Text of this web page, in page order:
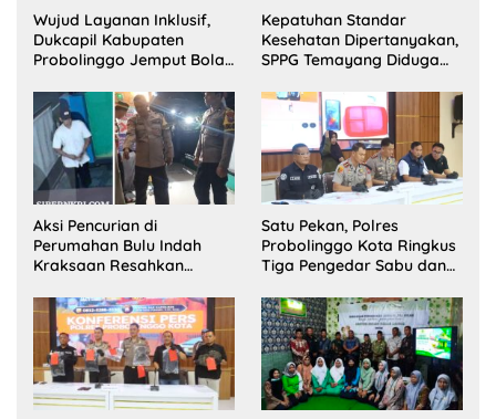
Wujud Layanan Inklusif,
Dukcapil Kabupaten
Probolinggo Jemput Bola
Disabilitas di Dringu
Kepatuhan Standar
Kesehatan Dipertanyakan,
SPPG Temayang Diduga
Aksi Pencurian di
Perumahan Bulu Indah
Kraksaan Resahkan
Satu Pekan, Polres
Probolinggo Kota Ringkus
Tiga Pengedar Sabu dan